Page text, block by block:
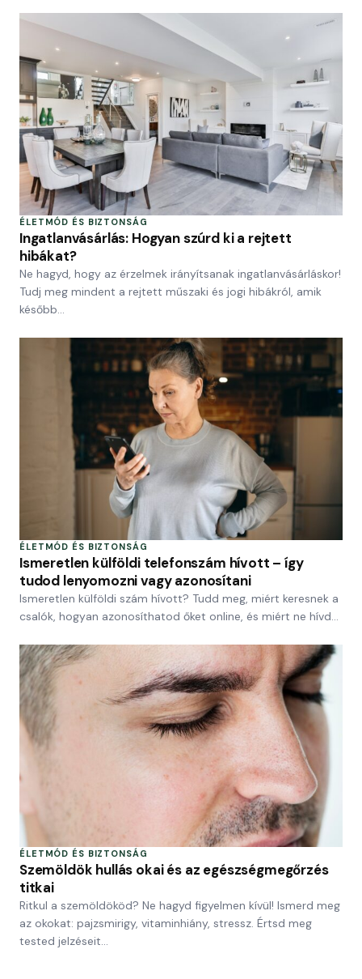
ÉLETMÓD ÉS BIZTONSÁG
Ingatlanvásárlás: Hogyan szúrd ki a rejtett
hibákat?
Ne hagyd, hogy az érzelmek irányítsanak ingatlanvásárláskor!
Tudj meg mindent a rejtett műszaki és jogi hibákról, amik
később…
ÉLETMÓD ÉS BIZTONSÁG
Ismeretlen külföldi telefonszám hívott – így
tudod lenyomozni vagy azonosítani
Ismeretlen külföldi szám hívott? Tudd meg, miért keresnek a
csalók, hogyan azonosíthatod őket online, és miért ne hívd…
ÉLETMÓD ÉS BIZTONSÁG
Szemöldök hullás okai és az egészségmegőrzés
titkai
Ritkul a szemöldököd? Ne hagyd figyelmen kívül! Ismerd meg
az okokat: pajzsmirigy, vitaminhiány, stressz. Értsd meg
tested jelzéseit…